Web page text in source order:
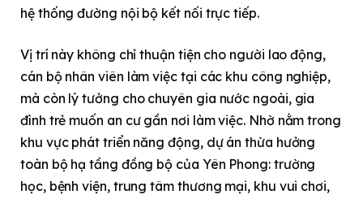
hệ thống đường nội bộ kết nối trực tiếp.
Vị trí này không chỉ thuận tiện cho người lao động,
cán bộ nhân viên làm việc tại các khu công nghiệp,
mà còn lý tưởng cho chuyên gia nước ngoài, gia
đình trẻ muốn an cư gần nơi làm việc. Nhờ nằm trong
khu vực phát triển năng động, dự án thừa hưởng
toàn bộ hạ tầng đồng bộ của Yên Phong: trường
học, bệnh viện, trung tâm thương mại, khu vui chơi,